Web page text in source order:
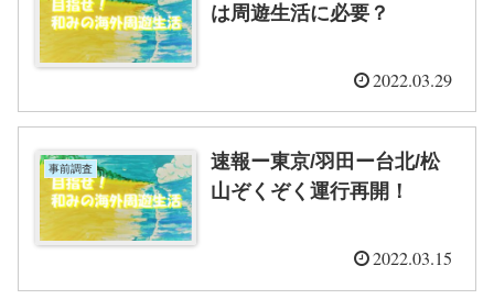
は周遊生活に必要？
2022.03.29
事前調査
速報ー東京/羽田ー台北/松
山ぞくぞく運行再開！
2022.03.15